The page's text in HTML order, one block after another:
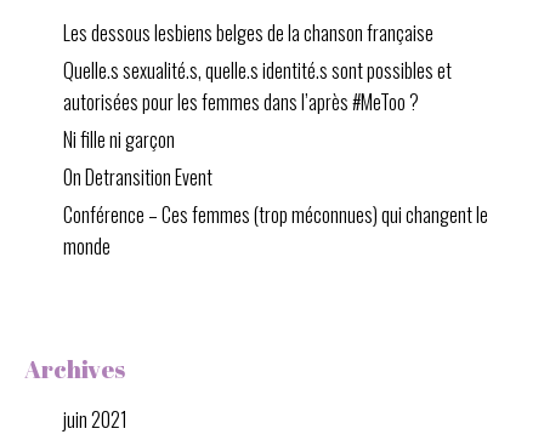
Les dessous lesbiens belges de la chanson française
Quelle.s sexualité.s, quelle.s identité.s sont possibles et
autorisées pour les femmes dans l’après #MeToo ?
Ni fille ni garçon
On Detransition Event
Conférence – Ces femmes (trop méconnues) qui changent le
monde
Archives
juin 2021